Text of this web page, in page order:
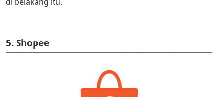
di belakang itu.
5. Shopee